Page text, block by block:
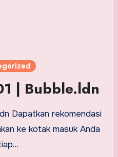
| Bubble.ldn
ke kotak masuk Anda